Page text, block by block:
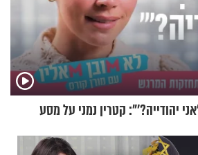
יהודייה?'": קטרין נמני על מסע